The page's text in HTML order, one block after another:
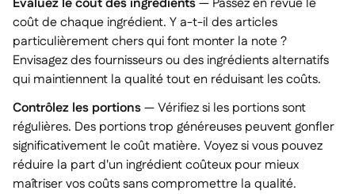
coût de chaque ingrédient. Y a-t-il des articles
particulièrement chers qui font monter la note ?
Envisagez des fournisseurs ou des ingrédients alternatifs
qui maintiennent la qualité tout en réduisant les coûts.
Contrôlez les portions— Vérifiez si les portions sont
régulières. Des portions trop généreuses peuvent gonfler
significativement le coût matière. Voyez si vous pouvez
réduire la part d'un ingrédient coûteux pour mieux
maîtriser vos coûts sans compromettre la qualité.